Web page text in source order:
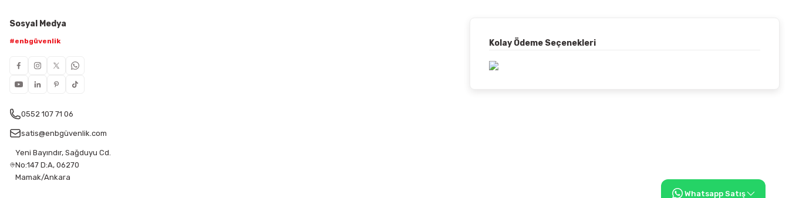
Sosyal Medya
#enbgüvenlik
0552 107 71 06
satis@enbgüvenlik.com
Yeni Bayındır, Sağduyu Cd.
No:147 D:A, 06270
Mamak/Ankara
Kolay Ödeme Seçenekleri
Whatsapp Satış